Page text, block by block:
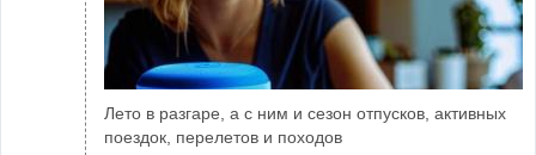
Лето в разгаре, а с ним и сезон отпусков, активных
поездок, перелетов и походов